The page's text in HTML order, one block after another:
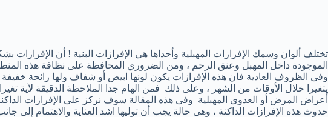
تختلف ألوان وسمك الإفرازات المهبلية وأحداها هي الإفرازات البنية ! أن
الموجودة داخل المهبل وعنق الرحم ، ومن الضروري المحافظة على نظافة هذه
وفى الظروف العادية فان هذه الإفرازات يكون لونها ابيض أو شفاف ولها رائحة
يتغيرا خلال الأوقات من الشهر ، وعلى ذلك فمن الهام جدا الملاحظة الدقيقة لآية
أعراض المرض أو العدوى المهبلية وفى هذه المقالة سوف نركز على الإفرازات
حدوث هذه الإفرازات الداكنة ، وهى حالة يجب أن توليها اشد العناية والاهتمام إلى